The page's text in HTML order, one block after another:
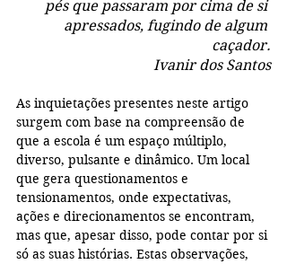
pés que passaram por cima de si
apressados, fugindo de algum
caçador.
Ivanir dos Santos
As inquietações presentes neste artigo
surgem com base na compreensão de
que a escola é um espaço múltiplo,
diverso, pulsante e dinâmico. Um local
que gera questionamentos e
tensionamentos, onde expectativas,
ações e direcionamentos se encontram,
mas que, apesar disso, pode contar por si
só as suas histórias. Estas observações,